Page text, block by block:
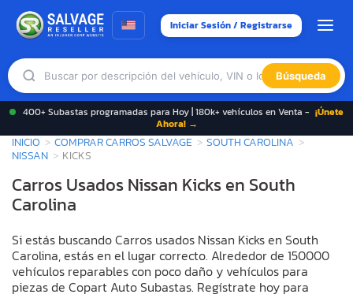
Iniciar Sesión / Registrarse
Búsqueda
400+ Subastas programadas para Hoy | 180k+ vehículos en Venta - ¡Únete
Ahora! →
INICIO COMPRAR CARROS SALVAGE
SOUTH CAROLINA
NISSAN
KICKS
Carros Usados Nissan Kicks en South
Carolina
Si estás buscando Carros usados Nissan Kicks en South
Carolina, estás en el lugar correcto. Alrededor de 150000
vehículos reparables con poco daño y vehículos para
piezas de Copart Auto Subastas. Regístrate hoy para